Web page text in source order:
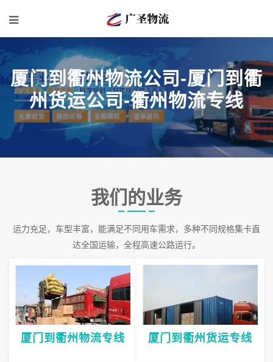
厦门到衢州物流公司-厦门到衢
州货运公司-衢州物流专线
我们的业务
运力充足，车型丰富，能满足不同用车需求，多种不同规格集卡直
达全国运输，全程高速公路运行。
厦门到衢州物流专线 厦门到衢州货运专线